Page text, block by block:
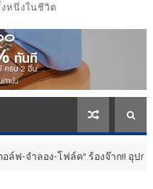
หนึ่งในชีวิต
ล์ค” ร้องจ๊าก!! อุปกรณ์ม่วนจอยงา